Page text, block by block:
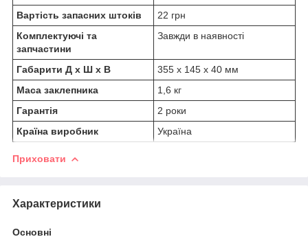
Вартість запасних штоків
22 грн
Комплектуючі та
запчастини
Завжди в наявності
Габарити Д х Ш х В
355 х 145 х 40 мм
Маса заклепника
1,6 кг
Гарантія
2 роки
Країна виробник
Україна
Приховати
Характеристики
Основні